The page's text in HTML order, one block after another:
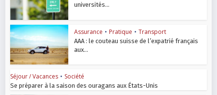
universités...
Assurance • Pratique • Transport
AAA : le couteau suisse de l’expatrié français
aux...
Séjour / Vacances • Société
Se préparer à la saison des ouragans aux États-Unis